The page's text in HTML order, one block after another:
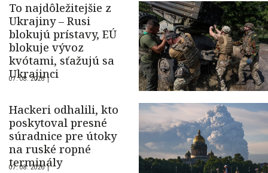
To najdôležitejšie z
Ukrajiny – Rusi
blokujú prístavy, EÚ
blokuje vývoz
kvótami, sťažujú sa
Ukrajinci
07. 08. 2026 |
Hackeri odhalili, kto
poskytoval presné
súradnice pre útoky
na ruské ropné
terminály
07. 08. 2026 |